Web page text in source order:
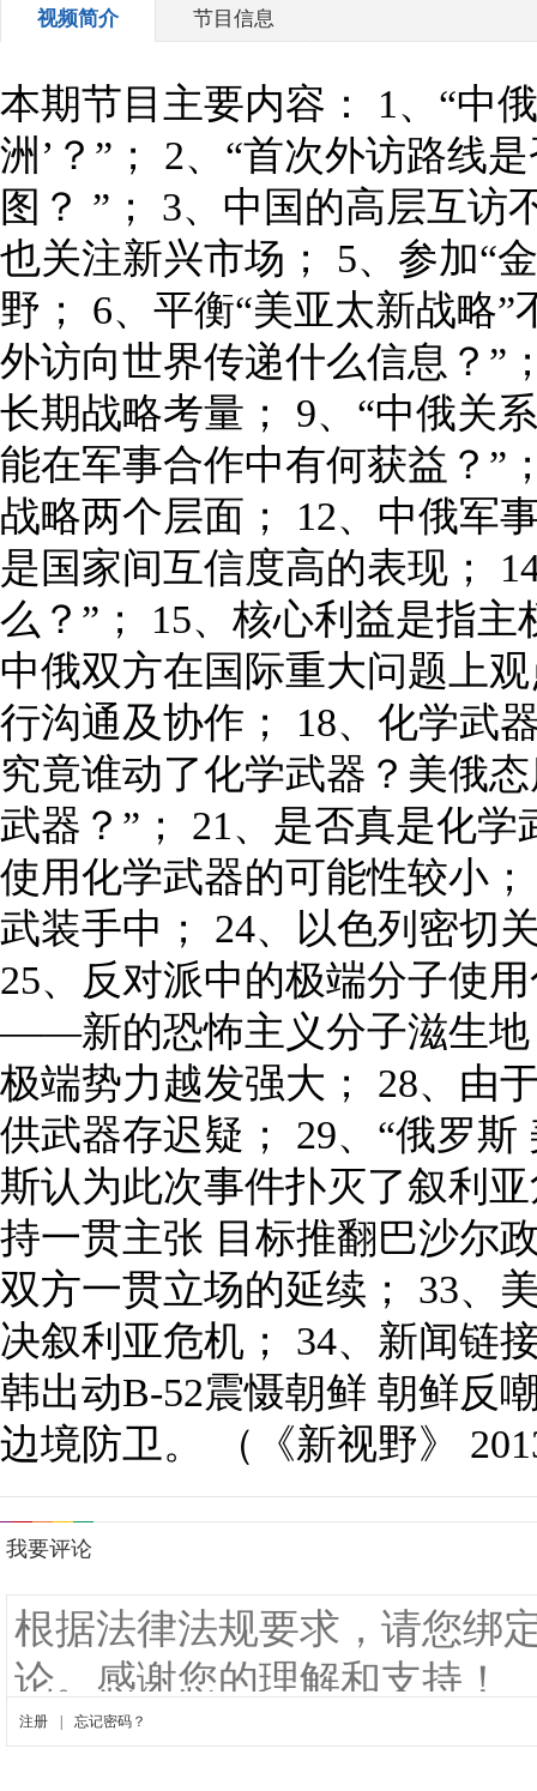
视频简介 节目信息
本期节目主要内容： 1、“中
洲’？”； 2、“首次外访路线
图？ ”； 3、中国的高层互访
也关注新兴市场； 5、参加“
野； 6、平衡“美亚太新战略
外访向世界传递什么信息？”
长期战略考量； 9、“中俄关
能在军事合作中有何获益？”
战略两个层面； 12、中俄军
是国家间互信度高的表现；
么？”； 15、核心利益是指
中俄双方在国际重大问题上
行沟通及协作； 18、化学武
究竟谁动了化学武器？美俄
武器？”； 21、是否真是化
使用化学武器的可能性较小
武装手中； 24、以色列密切
25、反对派中的极端分子使
——新的恐怖主义分子滋生地
极端势力越发强大； 28、由
供武器存迟疑； 29、“俄罗
斯认为此次事件扑灭了叙利
持一贯主张 目标推翻巴沙尔
双方一贯立场的延续； 33、
决叙利亚危机； 34、新闻链
韩出动B-52震慑朝鲜 朝鲜反
边境防卫。 （《新视野》